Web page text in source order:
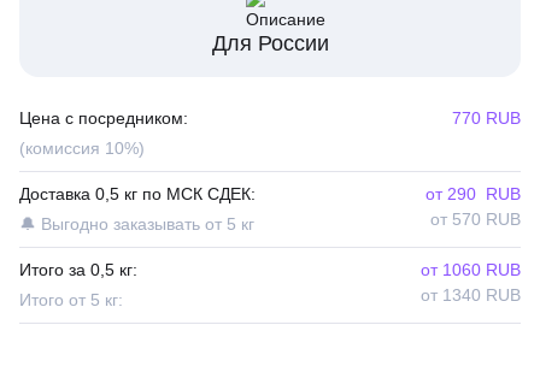
Для России
Цена с посредником:
(комиссия 10%)
770 RUB
Доставка 0,5 кг по МСК СДЕК:
🔔 Выгодно заказывать от 5 кг
от 290 RUB
от 570 RUB
Итого за 0,5 кг:
Итого от 5 кг:
от 1060 RUB
от 1340 RUB